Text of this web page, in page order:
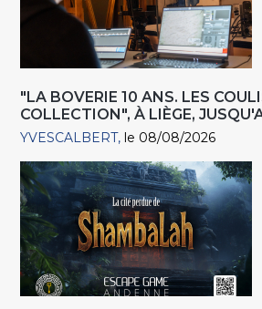
"LA BOVERIE 10 ANS. LES
COLLECTION", À LIÈGE,
YVESCALBERT le 08/08/2026